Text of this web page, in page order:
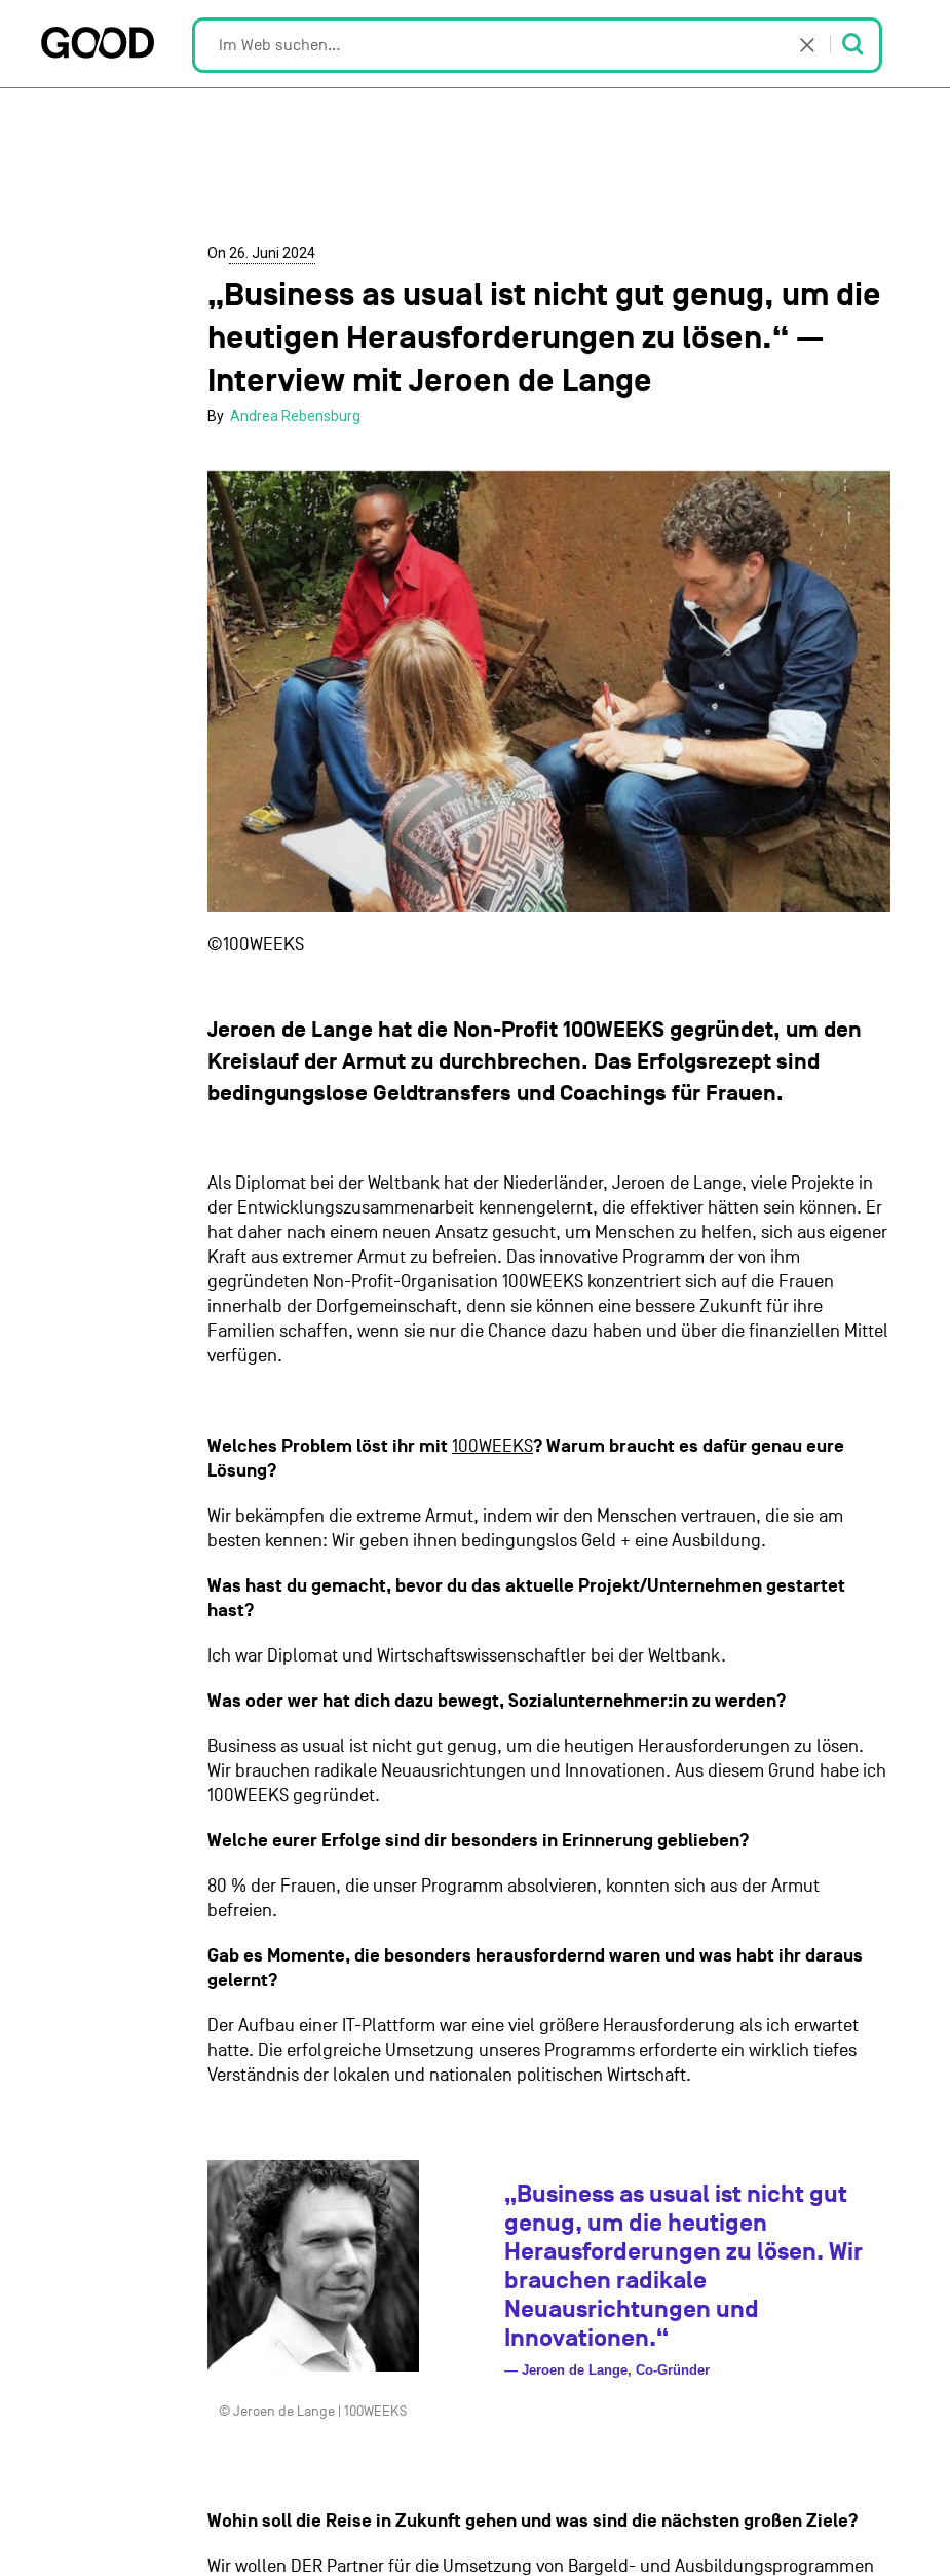
On 26. Juni 2024
„Business as usual ist nicht gut genug, um die
heutigen Herausforderungen zu lösen.“ —
Interview mit Jeroen de Lange
By Andrea Rebensburg
©100WEEKS
Jeroen de Lange hat die Non-Profit 100WEEKS gegründet, um den
Kreislauf der Armut zu durchbrechen. Das Erfolgsrezept sind
bedingungslose Geldtransfers und Coachings für Frauen.
Als Diplomat bei der Weltbank hat der Niederländer, Jeroen de Lange, viele Projekte in
der Entwicklungszusammenarbeit kennengelernt, die effektiver hätten sein können. Er
hat daher nach einem neuen Ansatz gesucht, um Menschen zu helfen, sich aus eigener
Kraft aus extremer Armut zu befreien. Das innovative Programm der von ihm
gegründeten Non-Profit-Organisation 100WEEKS konzentriert sich auf die Frauen
innerhalb der Dorfgemeinschaft, denn sie können eine bessere Zukunft für ihre
Familien schaffen, wenn sie nur die Chance dazu haben und über die finanziellen Mittel
verfügen.
Welches Problem löst ihr mit100WEEKS? Warum braucht es dafür genau eure
Lösung?
Wir bekämpfen die extreme Armut, indem wir den Menschen vertrauen, die sie am
besten kennen: Wir geben ihnen bedingungslos Geld + eine Ausbildung.
Was hast du gemacht, bevor du das aktuelle Projekt/Unternehmen gestartet
hast?
Ich war Diplomat und Wirtschaftswissenschaftler bei der Weltbank.
Was oder wer hat dich dazu bewegt, Sozialunternehmer:in zu werden?
Business as usual ist nicht gut genug, um die heutigen Herausforderungen zu lösen.
Wir brauchen radikale Neuausrichtungen und Innovationen. Aus diesem Grund habe ich
100WEEKS gegründet.
Welche eurer Erfolge sind dir besonders in Erinnerung geblieben?
80 % der Frauen, die unser Programm absolvieren, konnten sich aus der Armut
befreien.
Gab es Momente, die besonders herausfordernd waren und was habt ihr daraus
gelernt?
Der Aufbau einer IT-Plattform war eine viel größere Herausforderung als ich erwartet
hatte. Die erfolgreiche Umsetzung unseres Programms erforderte ein wirklich tiefes
Verständnis der lokalen und nationalen politischen Wirtschaft.
© Jeroen de Lange | 100WEEKS
„Business as usual ist nicht gut
genug, um die heutigen
Herausforderungen zu lösen. Wir
brauchen radikale
Neuausrichtungen und
Innovationen.“
— Jeroen de Lange, Co-Gründer
Wohin soll die Reise in Zukunft gehen und was sind die nächsten großen Ziele?
Wir wollen DER Partner für die Umsetzung von Bargeld- und Ausbildungsprogrammen